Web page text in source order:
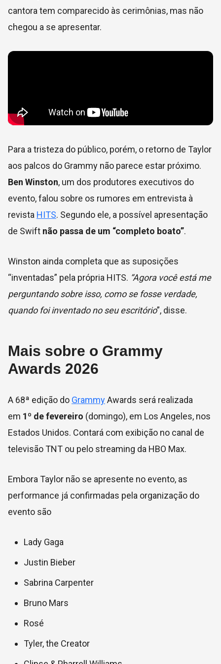
cantora tem comparecido às cerimônias, mas não
chegou a se apresentar.
Para a tristeza do público, porém, o retorno de Taylor
aos palcos do Grammy não parece estar próximo.
Ben Winston, um dos produtores executivos do
evento, falou sobre os rumores em entrevista à
revista HITS. Segundo ele, a possível apresentação
de Swift não passa de um “completo boato”.
Winston ainda completa que as suposições
“inventadas” pela própria HITS. “Agora você está me
perguntando sobre isso, como se fosse verdade,
quando foi inventado no seu escritório”, disse.
Mais sobre o Grammy
Awards 2026
A 68ª edição do GrammyAwards será realizada
em 1º de fevereiro (domingo), em Los Angeles, nos
Estados Unidos. Contará com exibição no canal de
televisão TNT ou pelo streaming da HBO Max.
Embora Taylor não se apresente no evento, as
performance já confirmadas pela organização do
evento são
Lady Gaga
Justin Bieber
Sabrina Carpenter
Bruno Mars
Rosé
Tyler, the Creator